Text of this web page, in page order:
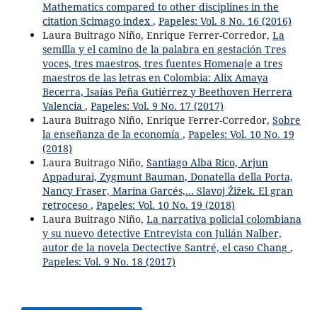
Mathematics compared to other disciplines in the
citation Scimago index , Papeles: Vol. 8 No. 16 (2016)
Laura Buitrago Niño, Enrique Ferrer-Corredor, La
semilla y el camino de la palabra en gestación Tres
voces, tres maestros, tres fuentes Homenaje a tres
maestros de las letras en Colombia: Alix Amaya
Becerra, Isaías Peña Gutiérrez y Beethoven Herrera
Valencia , Papeles: Vol. 9 No. 17 (2017)
Laura Buitrago Niño, Enrique Ferrer-Corredor, Sobre
la enseñanza de la economía , Papeles: Vol. 10 No. 19
(2018)
Laura Buitrago Niño, Santiago Alba Rico, Arjun
Appadurai, Zygmunt Bauman, Donatella della Porta,
Nancy Fraser, Marina Garcés,… Slavoj Žižek. El gran
retroceso , Papeles: Vol. 10 No. 19 (2018)
Laura Buitrago Niño, La narrativa policial colombiana
y su nuevo detective Entrevista con Julián Nalber,
autor de la novela Dectective Santré, el caso Chang ,
Papeles: Vol. 9 No. 18 (2017)